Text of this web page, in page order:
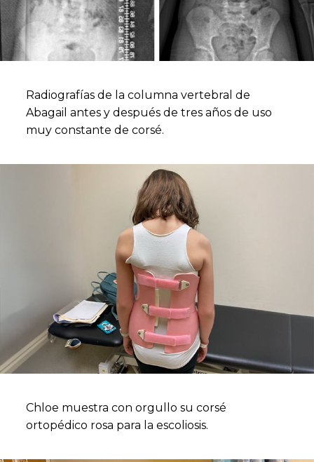
Radiografías de la columna vertebral de
Abagail antes y después de tres años de uso
muy constante de corsé.
Chloe muestra con orgullo su corsé
ortopédico rosa para la escoliosis.